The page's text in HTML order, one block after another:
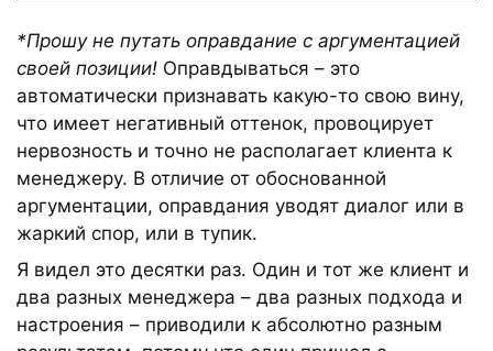
*Прошу не путать оправдание с аргументацией
своей позиции! Оправдываться – это
автоматически признавать какую-то свою вину,
что имеет негативный оттенок, провоцирует
нервозность и точно не располагает клиента к
менеджеру. В отличие от обоснованной
аргументации, оправдания уводят диалог или в
жаркий спор, или в тупик.
Я видел это десятки раз. Один и тот же клиент и
два разных менеджера – два разных подхода и
настроения – приводили к абсолютно разным